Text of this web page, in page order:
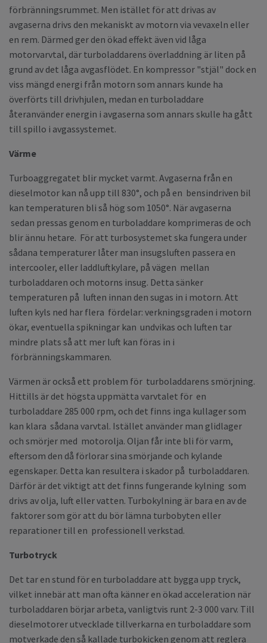
förbränningsrummet. Men istället för att drivas av
avgaserna drivs den mekaniskt av motorn via vevaxeln eller
en rem. Därmed ger den ökad effekt även vid låga
motorvarvtal, där turboladdarens överladdning är liten på
grund av det låga avgasflödet. En kompressor "stjäl" dock en
viss mängd energi från motorn som annars kunde ha
överförts till drivhjulen, medan en turboladdare
återanvänder energin i avgaserna som annars skulle ha gått
till spillo i avgassystemet.
Värme
Turboaggregatet blir mycket varmt. Avgaserna från en
dieselmotor kan nå upp till 830°, och på en bensindriven bil
kan temperaturen bli så hög som 1050°. När avgaserna
sedan pressas genom en turboladdare komprimeras de och
blir ännu hetare. För att turbosystemet ska fungera under
sådana temperaturer låter man insugsluften passera en
intercooler, eller laddluftkylare, på vägen mellan
turboladdaren och motorns insug. Detta sänker
temperaturen på luften innan den sugas in i motorn. Att
luften kyls ned har flera fördelar: verkningsgraden i motorn
ökar, eventuella spikningar kan undvikas och luften tar
mindre plats så att mer luft kan föras in i
förbränningskammaren.
Värmen är också ett problem för turboladdarens smörjning.
Hittills är det högsta uppmätta varvtalet för en
turboladdare 285 000 rpm, och det finns inga kullager som
kan klara sådana varvtal. Istället använder man glidlager
och smörjer med motorolja. Oljan får inte bli för varm,
eftersom den då förlorar sina smörjande och kylande
egenskaper. Detta kan resultera i skador på turboladdaren.
Därför är det viktigt att det finns fungerande kylning som
drivs av olja, luft eller vatten. Turbokylning är bara en av de
faktorer som gör att du bör lämna turbobyten eller
reparationer till en professionell verkstad.
Turbotryck
Det tar en stund för en turboladdare att bygga upp tryck,
vilket innebär att man ofta känner en ökad acceleration när
turboladdaren börjar arbeta, vanligtvis runt 2-3 000 varv. Till
dieselmotorer utvecklade tillverkarna en turboladdare som
motverkade den så kallade turbokicken genom att reglera